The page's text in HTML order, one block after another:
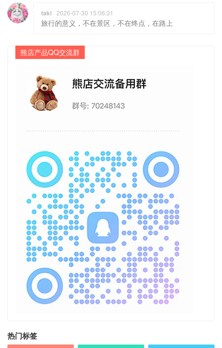
taki 2026-07-30 15:06:31
旅行的意义，不在景区，不在终点，在路上
熊店产品QQ交流群
热门标签